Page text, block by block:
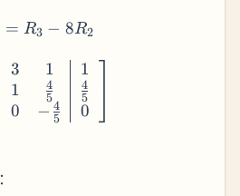
R_3 = R_3 - 8R_2
= R3 − 8R2
3
1
0
1
5
4
− 5
4
1
5
4
0